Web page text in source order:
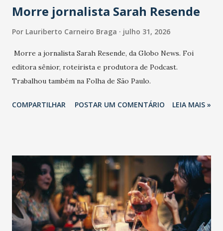
Morre jornalista Sarah Resende
Por Lauriberto Carneiro Braga julho 31, 2026
Morre a jornalista Sarah Resende, da Globo News. Foi
editora sênior, roteirista e produtora de Podcast.
Trabalhou também na Folha de São Paulo.
COMPARTILHAR POSTAR UM COMENTÁRIO LEIA MAIS »